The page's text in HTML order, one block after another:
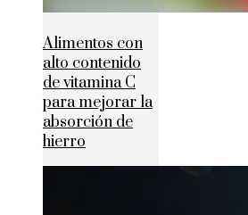
Alimentos con
alto contenido
de vitamina C
para mejorar la
absorción de
hierro